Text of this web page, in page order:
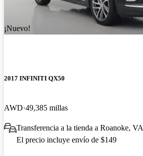
¡Nuevo!
2017 INFINITI QX50
AWD 49,385 millas
Transferencia a la tienda a Roanoke, VA
El precio incluye envío de $149